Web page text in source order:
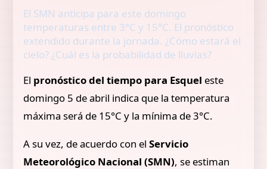
El SMN anticipa para este domingo
temperaturas entre 3°C y 15°C. El pronóstico
extendido durante la jornada. ¿Cómo estará el
cielo? ¿Cuál es la probabilidad de lluvias?
El pronóstico del tiempo para Esquel este
domingo 5 de abril indica que la temperatura
máxima será de 15°C y la mínima de 3°C.
A su vez, de acuerdo con elServicio
Meteorológico Nacional (SMN), se estiman